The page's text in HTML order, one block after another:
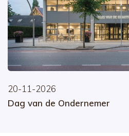
20-11-2026
Dag van de Ondernemer